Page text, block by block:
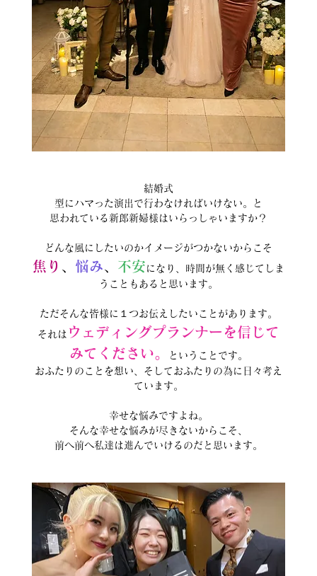
結婚式
型にハマった演出で行わなければいけない。と
思われている新郎新婦様はいらっしゃいますか？
どんな風にしたいのかイメージがつかないからこそ
焦り 悩み 不安 になり、時間が無く感じてしま
うこともあると思います。
ただそんな皆様に１つお伝えしたいことがあります。
それは ウェディングプランナーを信じて
みてください。
ということです。
おふたりのことを想い、そしておふたりの為に日々考え
ています。
幸せな悩みですよね。
そんな幸せな悩みが尽きないからこそ、
前へ前へ私達は進んでいけるのだと思います。